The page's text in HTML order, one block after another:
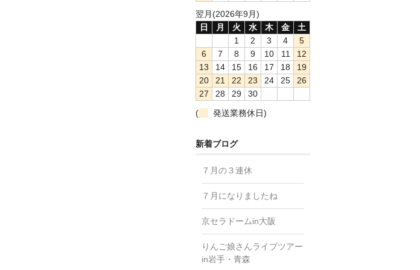
翌月(2026年9月)
日
月 火 水 木 金
土
1
2 3 4
5
6
7 8 9 10 11
12
13
14 15 16 17 18
19
20
21 22 23 24 25
26
27
28 29
30
(
発送業務休日)
新着ブログ
７月の３連休
７月になりましたね
京セラドームin大阪
りんご娘さんライブツアー
in岩手・青森